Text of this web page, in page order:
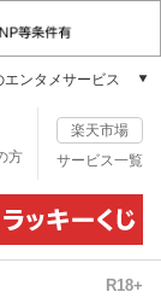
ンタメサービス
/CD/DVD
ス
放題
方
楽天市場
サービス一覧
R18+